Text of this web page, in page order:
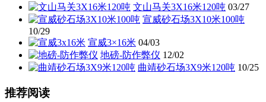
文山马关3X16米120吨 03/27
宣威砂石场3X10米100吨
10/29
宣威3×16米 04/03
地磅-防作弊仪 12/02
曲靖砂石场3X9米120吨 10/25
推荐阅读